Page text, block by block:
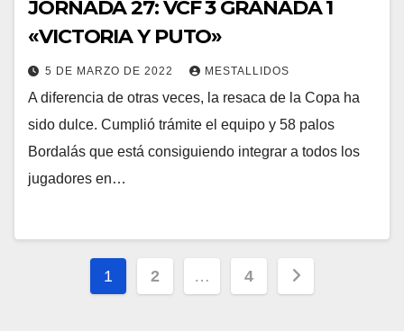
JORNADA 27: VCF 3 GRANADA 1
«VICTORIA Y PUTO»
5 DE MARZO DE 2022 MESTALLIDOS
A diferencia de otras veces, la resaca de la Copa ha
sido dulce. Cumplió trámite el equipo y 58 palos
Bordalás que está consiguiendo integrar a todos los
jugadores en…
Paginación
1 2 … 4